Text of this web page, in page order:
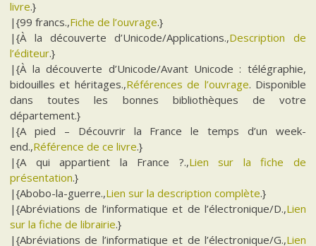
livre.}
|{99 francs.,Fiche de l’ouvrage.}
|{À la découverte d’Unicode/Applications.,Description de
l’éditeur.}
|{À la découverte d’Unicode/Avant Unicode : télégraphie,
bidouilles et héritages.,Références de l’ouvrage. Disponible
dans toutes les bonnes bibliothèques de votre
département.}
|{A pied – Découvrir la France le temps d’un week-
end.,Référence de ce livre.}
|{A qui appartient la France ?.,Lien sur la fiche de
présentation.}
|{Abobo-la-guerre.,Lien sur la description complète.}
|{Abréviations de l’informatique et de l’électronique/D.,Lien
sur la fiche de librairie.}
|{Abréviations de l’informatique et de l’électronique/G.,Lien